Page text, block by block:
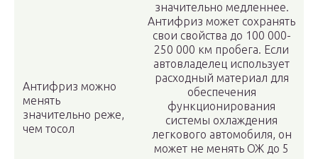
Антифриз можно
менять
значительно реже,
чем тосол
значительно медленнее.
Антифриз может сохранять
свои свойства до 100 000-
250 000 км пробега. Если
автовладелец использует
расходный материал для
обеспечения
функционирования
системы охлаждения
легкового автомобиля, он
может не менять ОЖ до 5